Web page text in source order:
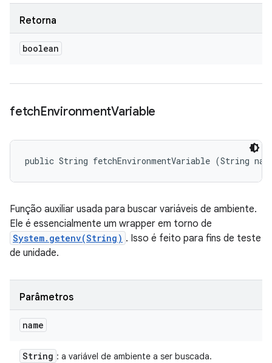
Retorna
boolean
fetchEnvironmentVariable
public String fetchEnvironmentVariable (String
Função auxiliar usada para buscar variáveis de ambiente.
Ele é essencialmente um wrapper em torno de
System.getenv(String) . Isso é feito para fins de teste
de unidade.
Parâmetros
name
String : a variável de ambiente a ser buscada.